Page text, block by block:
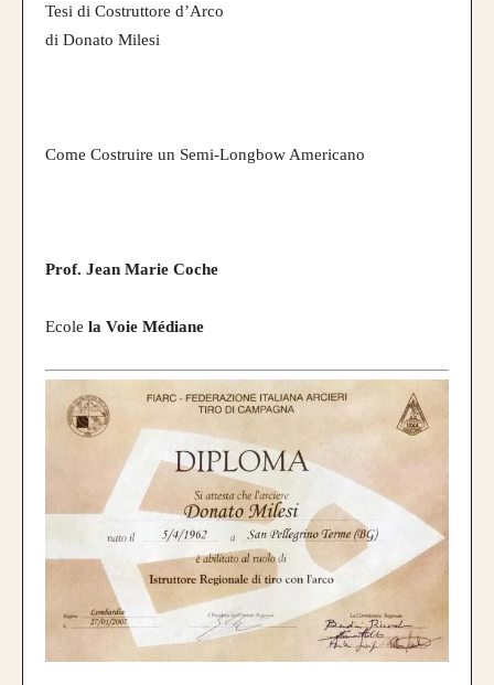
Tesi di Costruttore d’Arco
di Donato Milesi
Come Costruire un Semi-Longbow Americano
Prof. Jean Marie Coche
Ecole la Voie Médiane